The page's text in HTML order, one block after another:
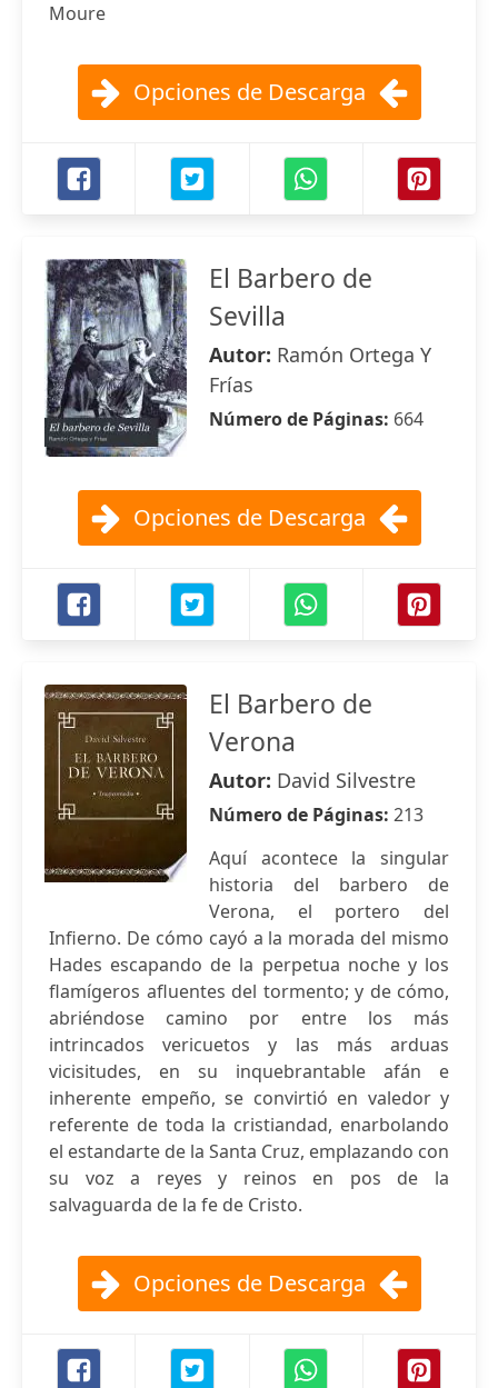
Moure
Opciones de Descarga
El Barbero de
Sevilla
Autor: Ramón Ortega Y
Frías
Número de Páginas: 664
Opciones de Descarga
El Barbero de
Verona
Autor: David Silvestre
Número de Páginas: 213
Aquí acontece la singular
historia del barbero de
Verona, el portero del
Infierno. De cómo cayó a la morada del mismo
Hades escapando de la perpetua noche y los
flamígeros afluentes del tormento; y de cómo,
abriéndose camino por entre los más
intrincados vericuetos y las más arduas
vicisitudes, en su inquebrantable afán e
inherente empeño, se convirtió en valedor y
referente de toda la cristiandad, enarbolando
el estandarte de la Santa Cruz, emplazando con
su voz a reyes y reinos en pos de la
salvaguarda de la fe de Cristo.
Opciones de Descarga